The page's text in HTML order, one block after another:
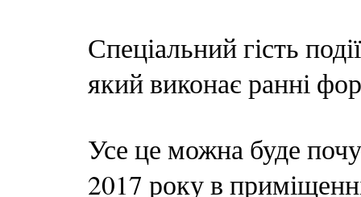
Спеціальний гість
який виконає ранні
Усе це можна буде
2017 року в